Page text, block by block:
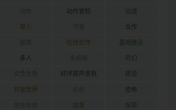
动作冒险 动漫
单人 合作
在线合作 基地建设
多人 奇幻
好评原声音轨 建造
开放世界 恐怖
拟真 探索